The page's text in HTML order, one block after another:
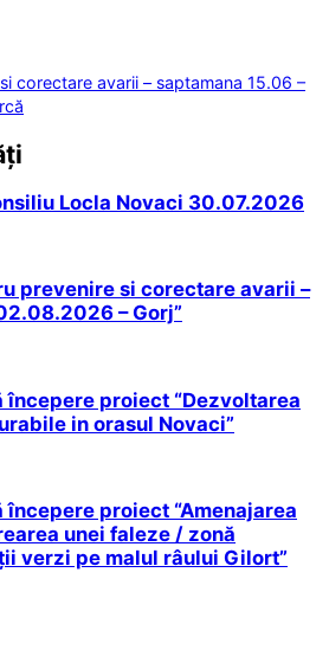
corectare avarii – saptamana 15.06 –
Locla Novaci 30.07.2026
prevenire si corectare avarii –
– Gorj”
începere proiect “Dezvoltarea
in orasul Novaci”
proiect “Amenajarea
unei faleze / zonă
verzi pe malul râului Gilort”